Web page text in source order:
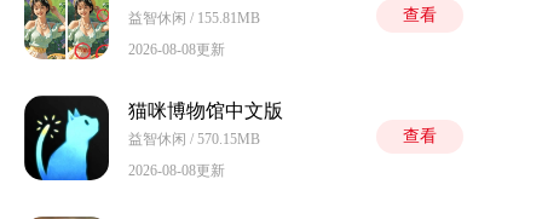
益智休闲 / 155.81MB
2026-08-08更新
查看
猫咪博物馆中文版
益智休闲 / 570.15MB
2026-08-08更新
查看